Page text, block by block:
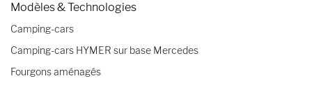
Modèles & Technologies
Camping-cars
Camping-cars HYMER sur base Mercedes
Fourgons aménagés